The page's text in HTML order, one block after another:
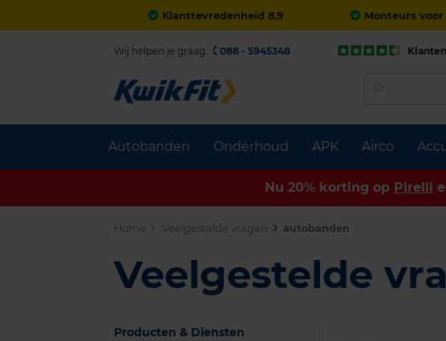
Klanttevredenheid 8,9 Monteurs
Autobanden Onderhoud APK Airco
Wij helpen je graag. 088 - 5945348
Nu 20% korting op Pirelli
Home Veelgestelde vragen autobanden
Veelgestelde
Producten & Diensten